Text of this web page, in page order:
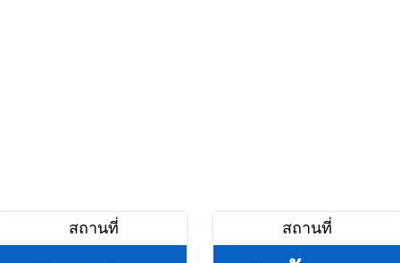
สถานที่ สถานที่